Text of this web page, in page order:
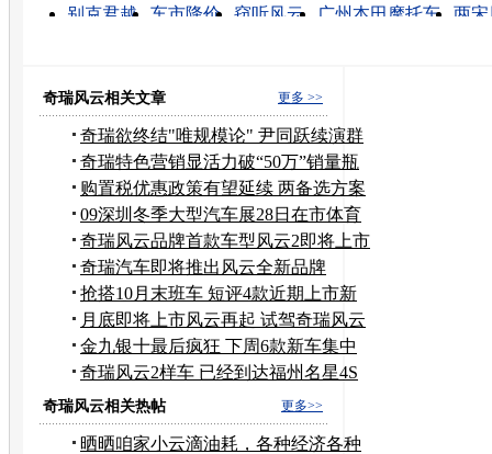
别克君越 车市降价 窃听风云 广州本田摩托车
两
更多 >>
奇瑞风云相关文章
奇瑞欲终结"唯规模论" 尹同跃续演群
狼战术
奇瑞特色营销显活力破“50万”销量瓶
颈
购置税优惠政策有望延续 两备选方案
待定
09深圳冬季大型汽车展28日在市体育
馆开展
奇瑞风云品牌首款车型风云2即将上市
奇瑞汽车即将推出风云全新品牌
抢搭10月末班车 短评4款近期上市新
车
月底即将上市风云再起 试驾奇瑞风云
2
金九银十最后疯狂 下周6款新车集中
上市
奇瑞风云2样车 已经到达福州名星4S
店
更多>>
奇瑞风云相关热帖
晒晒咱家小云滴油耗，各种经济各种